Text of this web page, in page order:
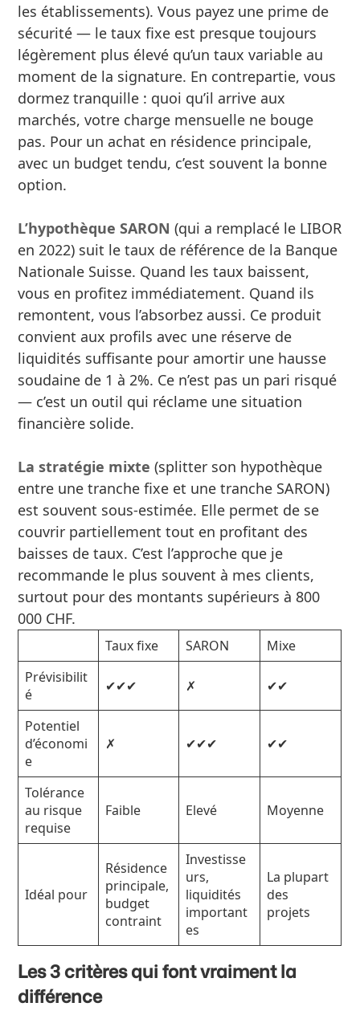
les établissements). Vous payez une prime de
sécurité — le taux fixe est presque toujours
légèrement plus élevé qu’un taux variable au
moment de la signature. En contrepartie, vous
dormez tranquille : quoi qu’il arrive aux
marchés, votre charge mensuelle ne bouge
pas. Pour un achat en résidence principale,
avec un budget tendu, c’est souvent la bonne
option.
L’hypothèque SARON (qui a remplacé le LIBOR
en 2022) suit le taux de référence de la Banque
Nationale Suisse. Quand les taux baissent,
vous en profitez immédiatement. Quand ils
remontent, vous l’absorbez aussi. Ce produit
convient aux profils avec une réserve de
liquidités suffisante pour amortir une hausse
soudaine de 1 à 2%. Ce n’est pas un pari risqué
— c’est un outil qui réclame une situation
financière solide.
La stratégie mixte (splitter son hypothèque
entre une tranche fixe et une tranche SARON)
est souvent sous-estimée. Elle permet de se
couvrir partiellement tout en profitant des
baisses de taux. C’est l’approche que je
recommande le plus souvent à mes clients,
surtout pour des montants supérieurs à 800
000 CHF.
Taux fixe SARON
Mixe
Prévisibilit
é
✔✔✔ ✗ ✔✔
Potentiel
d’économi
e
✗ ✔✔✔ ✔✔
Tolérance
au risque
requise
Faible Elevé Moyenne
Idéal pour
Résidence
principale,
budget
contraint
Investisse
urs,
liquidités
important
es
La plupart
des
projets
Les 3 critères qui font vraiment la
différence